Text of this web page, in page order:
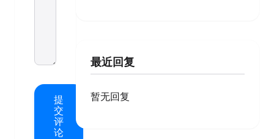
提
交
评
论
最近回复
暂无回复